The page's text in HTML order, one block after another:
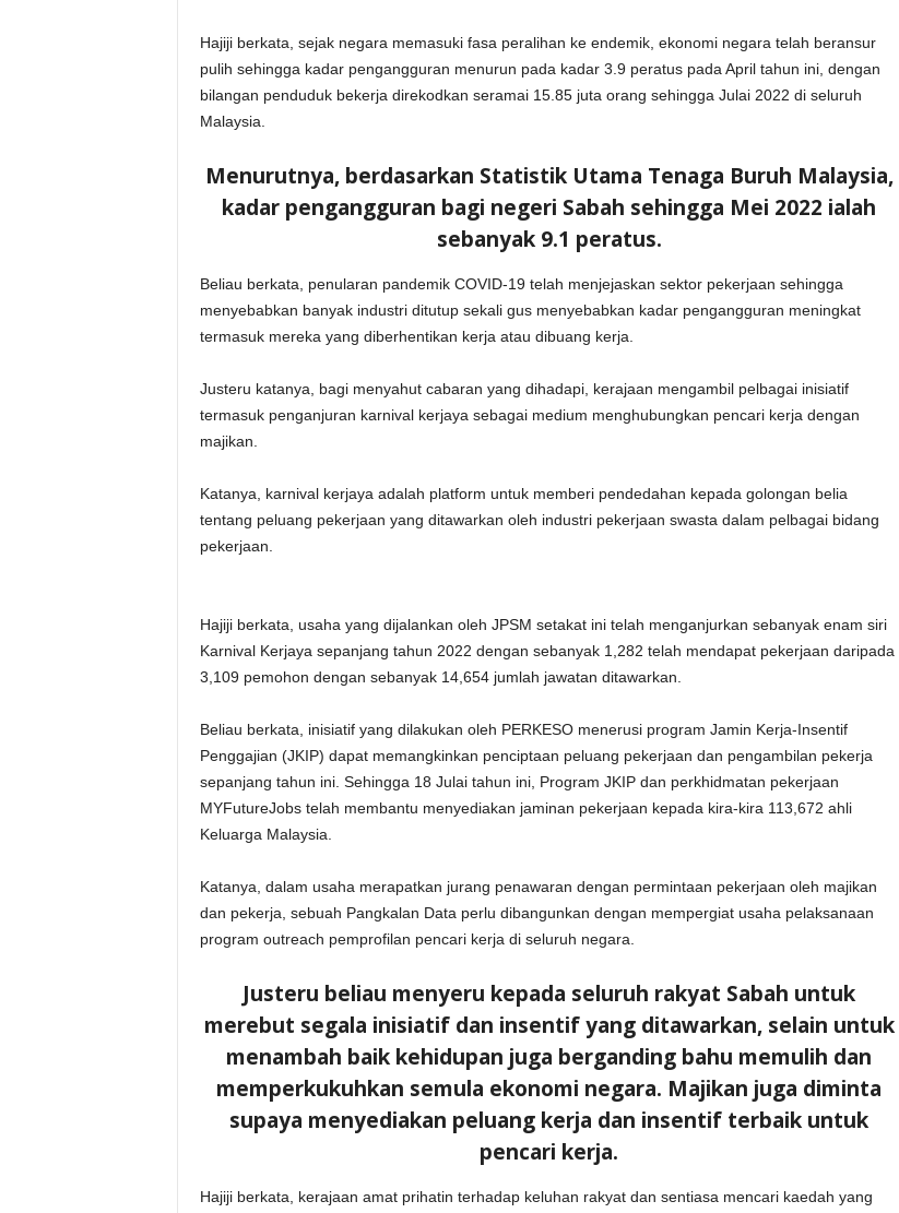
Hajiji berkata, sejak negara memasuki fasa peralihan ke endemik, ekonomi negara telah beransur
pulih sehingga kadar pengangguran menurun pada kadar 3.9 peratus pada April tahun ini, dengan
bilangan penduduk bekerja direkodkan seramai 15.85 juta orang sehingga Julai 2022 di seluruh
Malaysia.
Menurutnya, berdasarkan Statistik Utama Tenaga Buruh Malaysia,
kadar pengangguran bagi negeri Sabah sehingga Mei 2022 ialah
sebanyak 9.1 peratus.
Beliau berkata, penularan pandemik COVID-19 telah menjejaskan sektor pekerjaan sehingga
menyebabkan banyak industri ditutup sekali gus menyebabkan kadar pengangguran meningkat
termasuk mereka yang diberhentikan kerja atau dibuang kerja.
Justeru katanya, bagi menyahut cabaran yang dihadapi, kerajaan mengambil pelbagai inisiatif
termasuk penganjuran karnival kerjaya sebagai medium menghubungkan pencari kerja dengan
majikan.
Katanya, karnival kerjaya adalah platform untuk memberi pendedahan kepada golongan belia
tentang peluang pekerjaan yang ditawarkan oleh industri pekerjaan swasta dalam pelbagai bidang
pekerjaan.
Hajiji berkata, usaha yang dijalankan oleh JPSM setakat ini telah menganjurkan sebanyak enam siri
Karnival Kerjaya sepanjang tahun 2022 dengan sebanyak 1,282 telah mendapat pekerjaan daripada
3,109 pemohon dengan sebanyak 14,654 jumlah jawatan ditawarkan.
Beliau berkata, inisiatif yang dilakukan oleh PERKESO menerusi program Jamin Kerja-Insentif
Penggajian (JKIP) dapat memangkinkan penciptaan peluang pekerjaan dan pengambilan pekerja
sepanjang tahun ini. Sehingga 18 Julai tahun ini, Program JKIP dan perkhidmatan pekerjaan
MYFutureJobs telah membantu menyediakan jaminan pekerjaan kepada kira-kira 113,672 ahli
Keluarga Malaysia.
Katanya, dalam usaha merapatkan jurang penawaran dengan permintaan pekerjaan oleh majikan
dan pekerja, sebuah Pangkalan Data perlu dibangunkan dengan mempergiat usaha pelaksanaan
program outreach pemprofilan pencari kerja di seluruh negara.
Justeru beliau menyeru kepada seluruh rakyat Sabah untuk
merebut segala inisiatif dan insentif yang ditawarkan, selain untuk
menambah baik kehidupan juga berganding bahu memulih dan
memperkukuhkan semula ekonomi negara. Majikan juga diminta
supaya menyediakan peluang kerja dan insentif terbaik untuk
pencari kerja.
Hajiji berkata, kerajaan amat prihatin terhadap keluhan rakyat dan sentiasa mencari kaedah yang